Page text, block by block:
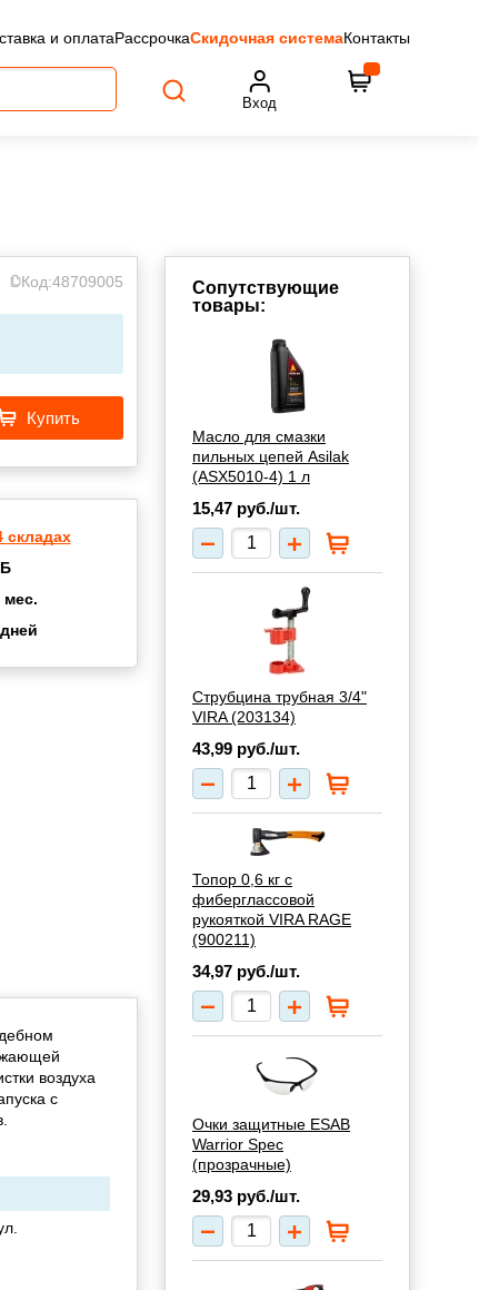
и оплатаРассрочкаСкидочная системаКонтакты
Вход
Код:48709005
Купить
складах
мес.
воздуха
с
Сопутствующие
товары:
Масло для смазки
пильных цепей Asilak
(ASX5010-4) 1 л
15,47 руб./шт.
Струбцина трубная 3/4"
VIRA (203134)
43,99 руб./шт.
Топор 0,6 кг с
фиберглассовой
рукояткой VIRA RAGE
(900211)
34,97 руб./шт.
Очки защитные ESAB
Warrior Spec
(прозрачные)
29,93 руб./шт.